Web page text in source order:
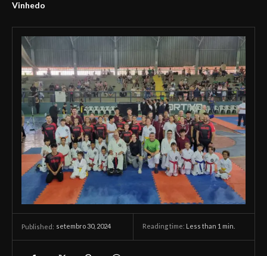
Vinhedo
Published: setembro 30, 2024 Reading time: Less than 1 min.